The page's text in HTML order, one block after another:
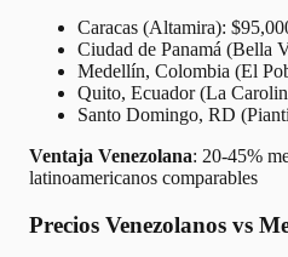
Caracas (Altamira):
Ciudad de Panamá (Bella
Medellín, Colombia (El
Quito, Ecuador (La
Santo Domingo, RD
Ventaja Venezolana: 20-45%
latinoamericanos comparables
Precios Venezolanos vs